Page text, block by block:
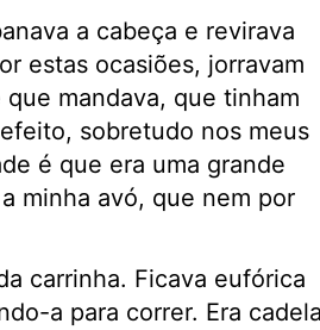
a cabeça e revirava
estas ocasiões, jorravam
mandava, que tinham
sobretudo nos meus
é que era uma grande
minha avó, que nem por
carrinha. Ficava eufórica
a para correr. Era cadela